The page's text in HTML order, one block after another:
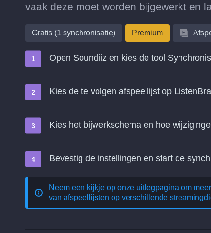
vaak deze moet worden bijgewerkt en
Gratis (1 synchronisatie) Premium
Open Soundiiz en kies de tool
Kies de te volgen afspeellijst op
Kies het bijwerkschema en hoe
Bevestig de instellingen en start de
Neem een kijkje op onze uitlegpagina om
van afspeellijsten op verschillende